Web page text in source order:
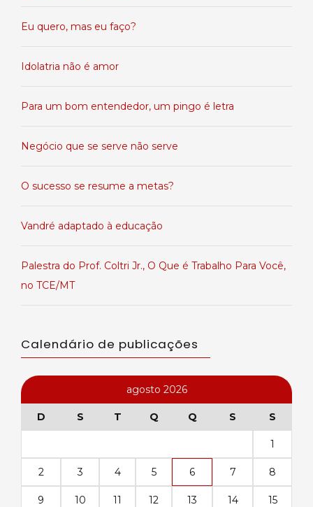
Eu quero, mas eu faço?
Idolatria não é amor
Para um bom entendedor, um pingo é letra
Negócio que se serve não serve
O sucesso se resume a metas?
Vandré adaptado à educação
Palestra do Prof. Coltri Jr., O Que é Trabalho Para Você,
no TCE/MT
Calendário de publicações
agosto 2026
D S T Q Q S S
1
2 3 4 5 6 7 8
9 10 11 12 13 14 15